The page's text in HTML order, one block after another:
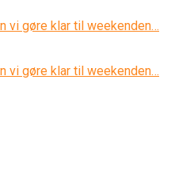
vi gøre klar til weekenden…
vi gøre klar til weekenden…